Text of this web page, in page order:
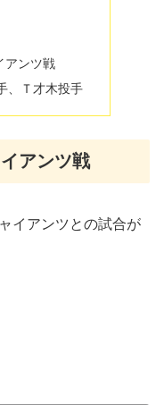
アンツ戦
、Ｔ才木投手
アンツ戦
イアンツとの試合が